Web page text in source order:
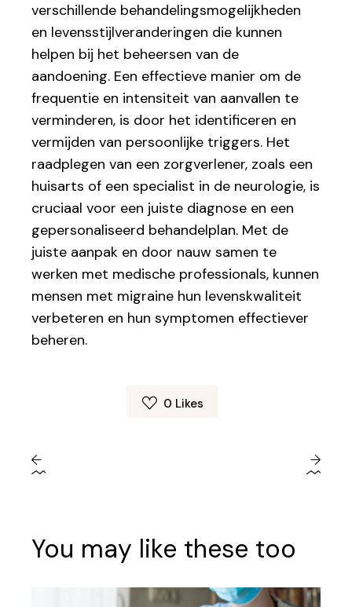
verschillende behandelingsmogelijkheden
en levensstijlveranderingen die kunnen
helpen bij het beheersen van de
aandoening. Een effectieve manier om de
frequentie en intensiteit van aanvallen te
verminderen, is door het identificeren en
vermijden van persoonlijke triggers. Het
raadplegen van een zorgverlener, zoals een
huisarts of een specialist in de neurologie, is
cruciaal voor een juiste diagnose en een
gepersonaliseerd behandelplan. Met de
juiste aanpak en door nauw samen te
werken met medische professionals, kunnen
mensen met migraine hun levenskwaliteit
verbeteren en hun symptomen effectiever
beheren.
0 Likes
You may like these too